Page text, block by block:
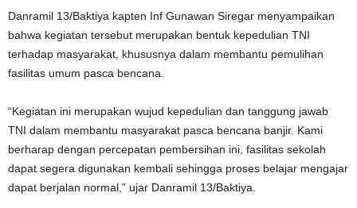
Danramil 13/Baktiya kapten Inf Gunawan Siregar menyampaikan
bahwa kegiatan tersebut merupakan bentuk kepedulian TNI
terhadap masyarakat, khususnya dalam membantu pemulihan
fasilitas umum pasca bencana.
“Kegiatan ini merupakan wujud kepedulian dan tanggung jawab
TNI dalam membantu masyarakat pasca bencana banjir. Kami
berharap dengan percepatan pembersihan ini, fasilitas sekolah
dapat segera digunakan kembali sehingga proses belajar mengajar
dapat berjalan normal,” ujar Danramil 13/Baktiya.